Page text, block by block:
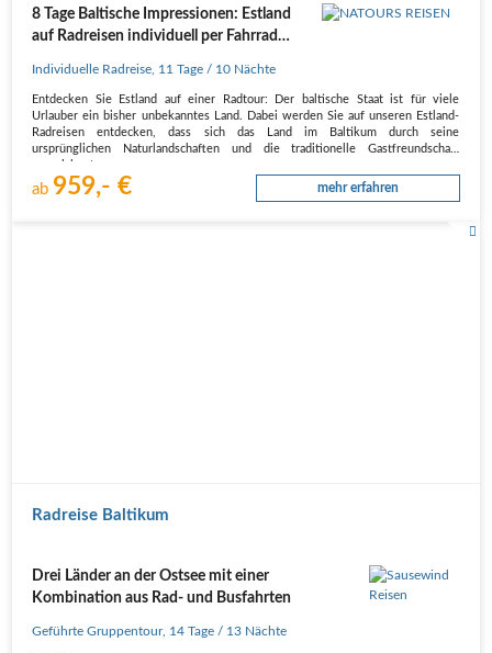
8 Tage Baltische Impressionen: Estland
auf Radreisen individuell per Fahrrad
Individuelle Radreise 11 Tage / 10 Nächte
Entdecken Sie Estland auf einer Radtour: Der baltische Staat ist für viele
Urlauber ein bisher unbekanntes Land. Dabei werden Sie auf unseren Estland-
Radreisen entdecken, dass sich das Land im Baltikum durch seine
ursprünglichen Naturlandschaften und die traditionelle Gastfreundschaft
ab 959,- € mehr erfahren
Radreise Baltikum
Drei Länder an der Ostsee mit einer
Kombination aus Rad- und Busfahrten
Geführte Gruppentour, 14 Tage / 13 Nächte